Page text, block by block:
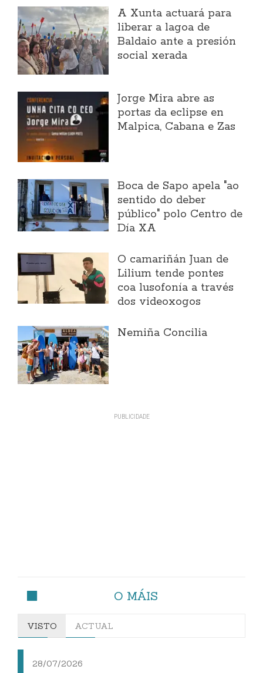
A Xunta actuará para
liberar a lagoa de
Baldaio ante a presión
social xerada
Jorge Mira abre as
portas da eclipse en
Malpica, Cabana e Zas
Boca de Sapo apela "ao
sentido do deber
público" polo Centro de
Día XA
O camariñán Juan de
Lilium tende pontes
coa lusofonía a través
dos videoxogos
Nemiña Concilia
O MÁIS
VISTO ACTUAL
28/07/2026